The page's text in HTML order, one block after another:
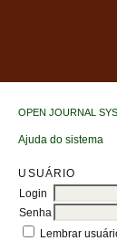
OPEN JOURNAL
Ajuda do sistema
USUÁRIO
Login
Senha
Lembrar